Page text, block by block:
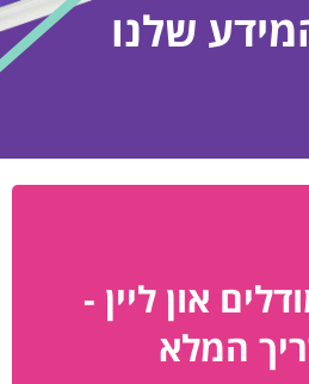
שלנו
און ליין -
המלא